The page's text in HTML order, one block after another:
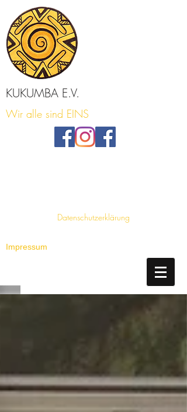
KUKUMBA E.V.
Wir alle sind EINS
Datenschutzerklärung
Impressum